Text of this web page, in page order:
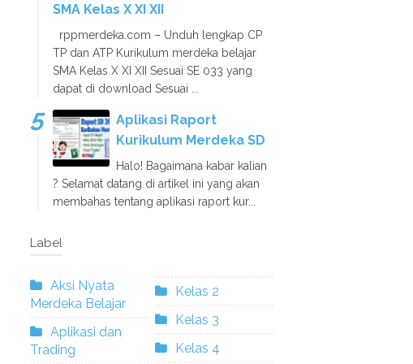
SMA Kelas X XI XII
rppmerdeka.com – Unduh lengkap CP
TP dan ATP Kurikulum merdeka belajar
SMA Kelas X XI XII Sesuai SE 033 yang
dapat di download Sesuai ...
Aplikasi Raport
Kurikulum Merdeka SD
Halo! Bagaimana kabar kalian
? Selamat datang di artikel ini yang akan
membahas tentang aplikasi raport kur...
Label
Aksi Nyata
Merdeka Belajar
Aplikasi dan
Trading
Kelas 2
Kelas 3
Kelas 4